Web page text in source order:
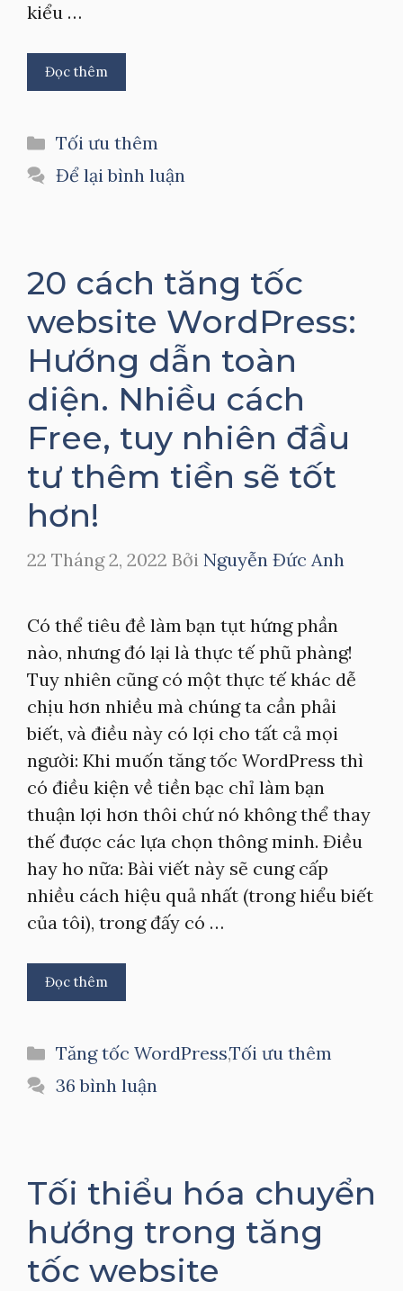
kiểu …
Đọc thêm
Danh
mục
Tối ưu thêm
Để lại bình luận
20 cách tăng tốc
website WordPress:
Hướng dẫn toàn
diện. Nhiều cách
Free, tuy nhiên đầu
tư thêm tiền sẽ tốt
hơn!
22 Tháng 2, 2022 Bởi Nguyễn Đức Anh
Có thể tiêu đề làm bạn tụt hứng phần
nào, nhưng đó lại là thực tế phũ phàng!
Tuy nhiên cũng có một thực tế khác dễ
chịu hơn nhiều mà chúng ta cần phải
biết, và điều này có lợi cho tất cả mọi
người: Khi muốn tăng tốc WordPress thì
có điều kiện về tiền bạc chỉ làm bạn
thuận lợi hơn thôi chứ nó không thể thay
thế được các lựa chọn thông minh. Điều
hay ho nữa: Bài viết này sẽ cung cấp
nhiều cách hiệu quả nhất (trong hiểu biết
của tôi), trong đấy có …
Đọc thêm
Danh
mục
Tăng tốc WordPress,Tối ưu thêm
36 bình luận
Tối thiểu hóa chuyển
hướng trong tăng
tốc website